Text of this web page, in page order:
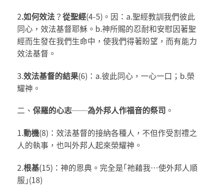
2.如何效法？從聖經(4-5)。因：a.聖經教訓我們彼此
同心，效法基督耶穌。b.神所賜的忍耐和安慰因著聖
經而生發在我們生命中，使我們得著盼望，而有能力
效法基督。
3.效法基督的結果(6)：a.彼此同心，一心一口；b.榮
耀神。
二、 保羅的心志──為外邦人作福音的祭司 。
1.動機(8)：效法基督的接納各種人，不但作受割禮之
人的執事，也叫外邦人起來榮耀神。
2.根基(15)：神的恩典。完全是｢祂藉我…使外邦人順
服｣(18)